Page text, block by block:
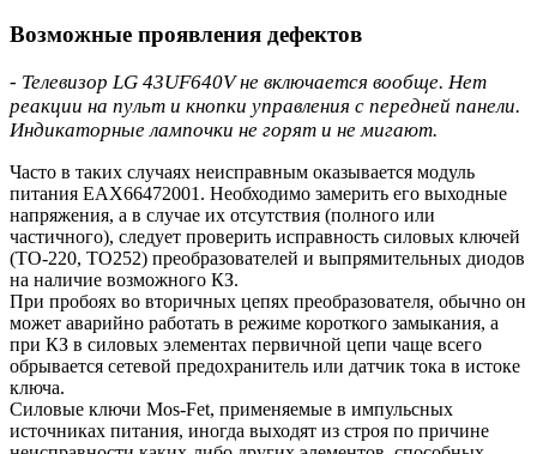
Возможные проявления дефектов
- Телевизор LG 43UF640V не включается вообще. Нет
реакции на пульт и кнопки управления с передней панели.
Индикаторные лампочки не горят и не мигают.
Часто в таких случаях неисправным оказывается модуль
питания EAX66472001. Необходимо замерить его выходные
напряжения, а в случае их отсутствия (полного или
частичного), следует проверить исправность силовых ключей
(TO-220, TO252) преобразователей и выпрямительных диодов
на наличие возможного КЗ.
При пробоях во вторичных цепях преобразователя, обычно он
может аварийно работать в режиме короткого замыкания, а
при КЗ в силовых элементах первичной цепи чаще всего
обрывается сетевой предохранитель или датчик тока в истоке
ключа.
Силовые ключи Mos-Fet, применяемые в импульсных
источниках питания, иногда выходят из строя по причине